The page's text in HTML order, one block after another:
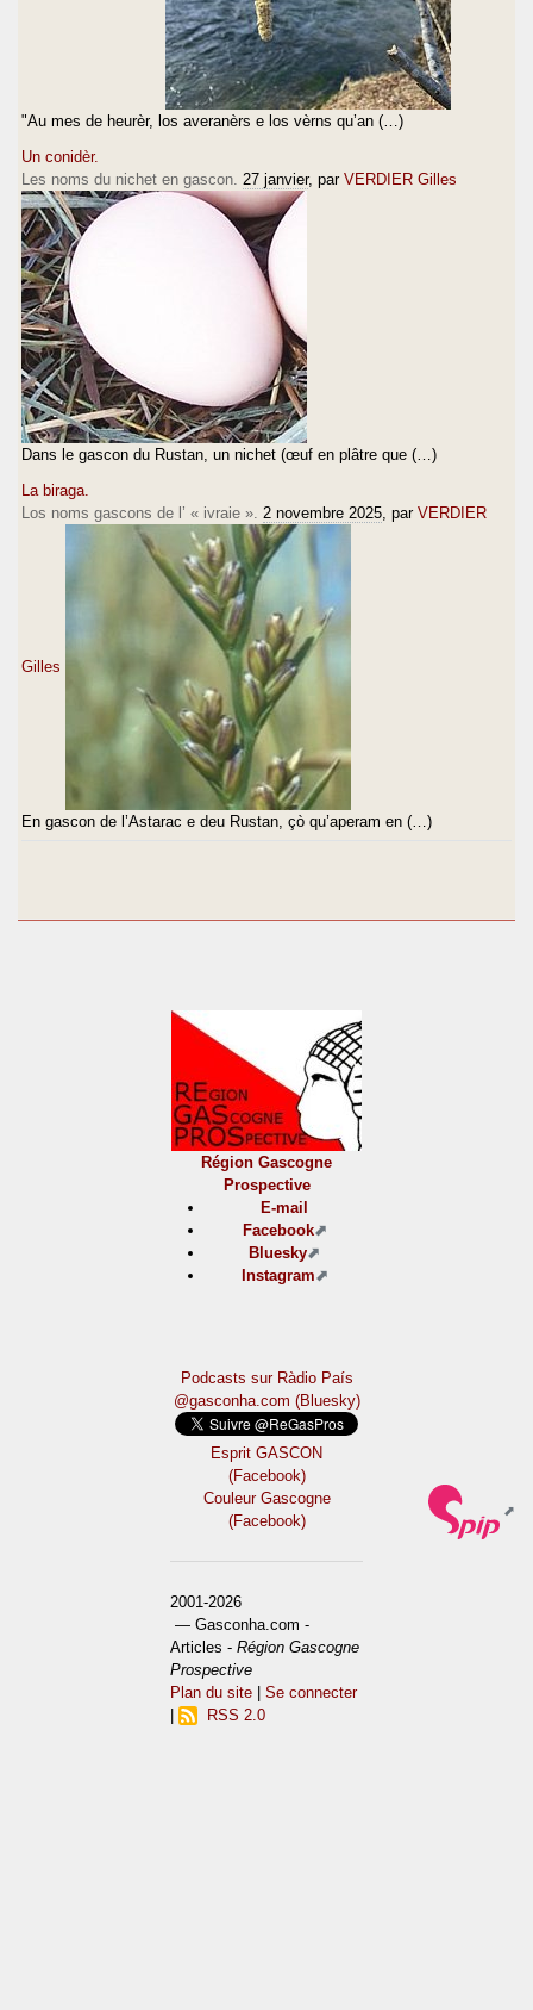
"Au mes de heurèr, los averanèrs e los vèrns qu’an (…)
Un conidèr.
Les noms du nichet en gascon. 27 janvier, par VERDIER Gilles
Dans le gascon du Rustan, un nichet (œuf en plâtre que (…)
La biraga.
Los noms gascons de l’ « ivraie ». 2 novembre 2025 , par VERDIER
Gilles
En gascon de l’Astarac e deu Rustan, çò qu’aperam en (…)
Région Gascogne
Prospective
E-mail
Facebook
Bluesky
Instagram
Podcasts sur Ràdio País
@gasconha.com (Bluesky)
Esprit GASCON
(Facebook)
Couleur Gascogne
(Facebook)
2001-2026
— Gasconha.com -
Articles -Région Gascogne
Prospective
Plan du site |Se connecter
RSS 2.0